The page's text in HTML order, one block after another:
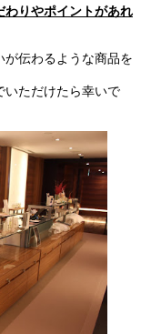
わりやポイントがあれ
伝わるような商品を
いただけたら幸いで